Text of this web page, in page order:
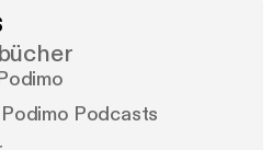
Podcasts